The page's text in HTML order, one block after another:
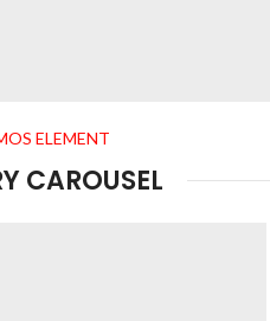
ELEMENT
CAROUSEL